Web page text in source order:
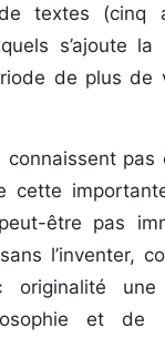
textes (cinq
s’ajoute
de plus de
cette
être pas
l’inventer,
originalité
et de